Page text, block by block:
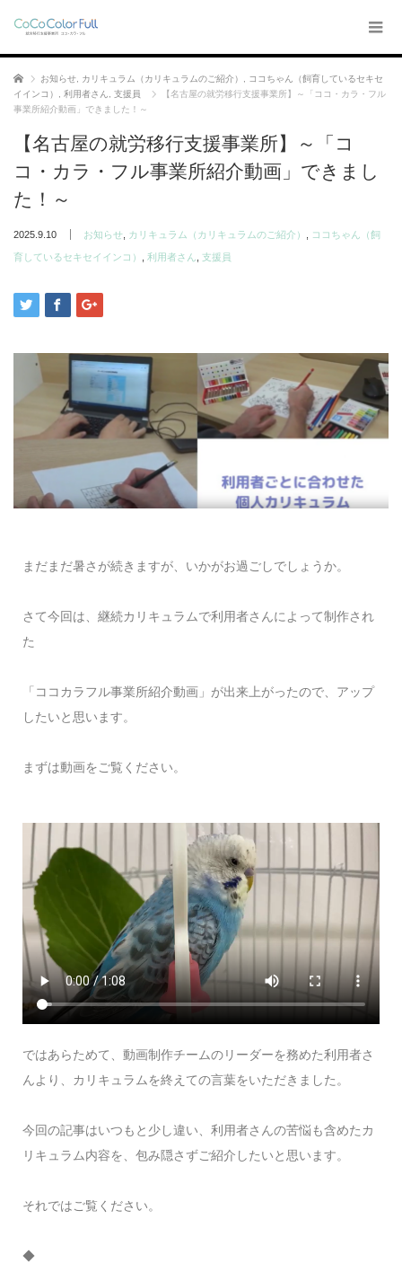
ホーム お知らせ カリキュラム（カリキュラムのご紹介）
ココちゃん（飼育しているセキセ
イインコ）
利用者さん 支援員
【名古屋の就労移行支援事業所】～「ココ・カラ・フル
事業所紹介動画」できました！～
【名古屋の就労移行支援事業所】～「コ
コ・カラ・フル事業所紹介動画」できまし
た！～
2025.9.10 お知らせ カリキュラム（カリキュラムのご紹介） ココちゃん（飼
育しているセキセイインコ） 利用者さん 支援員
まだまだ暑さが続きますが、いかがお過ごしでしょうか。
さて今回は、継続カリキュラムで利用者さんによって制作され
た
「ココカラフル事業所紹介動画」が出来上がったので、アップ
したいと思います。
まずは動画をご覧ください。
ではあらためて、動画制作チームのリーダーを務めた利用者さ
んより、カリキュラムを終えての言葉をいただきました。
今回の記事はいつもと少し違い、利用者さんの苦悩も含めたカ
リキュラム内容を、包み隠さずご紹介したいと思います。
それではご覧ください。
◆